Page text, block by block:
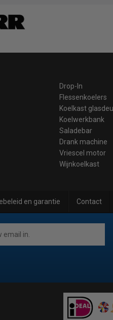
Drop-In
Flessenkoelers
Koelkast
Koelwerkbank
Saladebar
Drank machine
Vriescel motor
Wijnkoelkast
en garantie Contact